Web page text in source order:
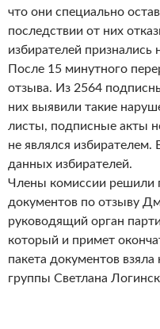
что они специально
последствии от них
избирателей признались
После 15 минутного
отзыва. Из 2564
них выявили такие
листы, подписные акты
не являлся
данных избирателей.
Члены комиссии решили
документов по отзыву
руководящий орган
который и примет
пакета документов
группы Светлана